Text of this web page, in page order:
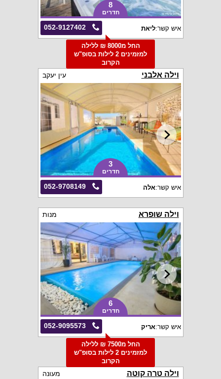
8
חדרים
052-9127402 איש קשר:ליאת
החל מ8000 ₪ ללילה
למזמינים 2 לילות בסופ"ש
הקרוב
וילה אלבני עין יעקב
3
חדרים
052-9708149 איש קשר:אלה
וילה שופרא מנות
6
חדרים
052-9095573 איש קשר:אריק
החל מ7500 ₪ ללילה
למזמינים 2 לילות בסופ"ש
הקרוב
וילה טרה קוטה מעונה